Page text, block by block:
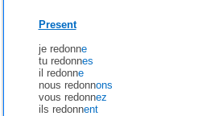
Present
je redonne
tu redonnes
il redonne
nous redonnons
vous redonnez
ils redonnent